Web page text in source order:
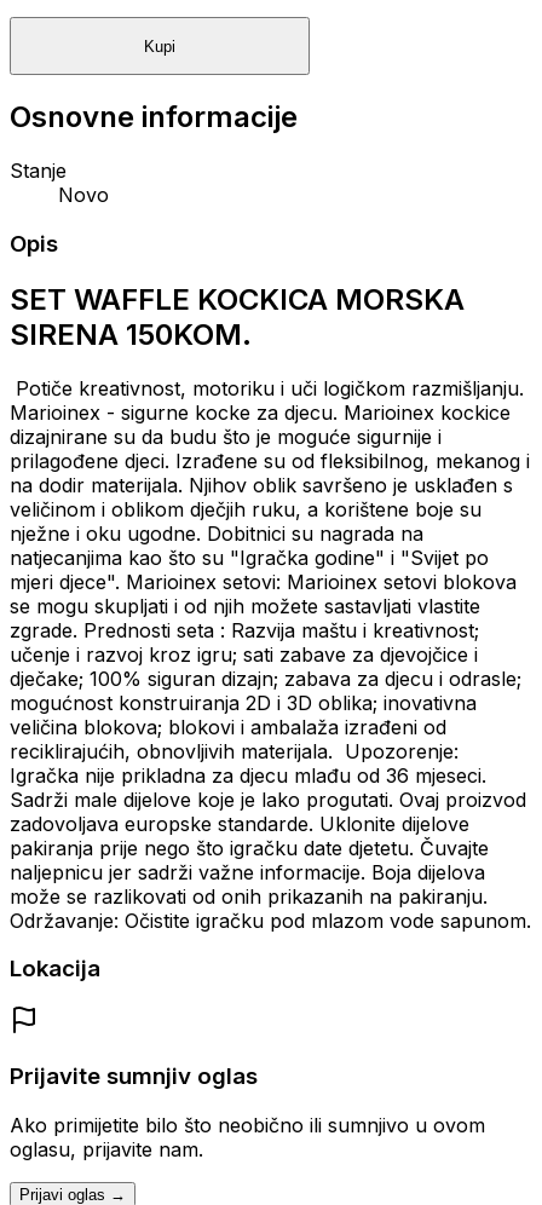
Kupi
Osnovne informacije
Stanje
Novo
Opis
SET WAFFLE KOCKICA MORSKA
SIRENA 150KOM.
Potiče kreativnost, motoriku i uči logičkom razmišljanju.
Marioinex - sigurne kocke za djecu. Marioinex kockice
dizajnirane su da budu što je moguće sigurnije i
prilagođene djeci. Izrađene su od fleksibilnog, mekanog i
na dodir materijala. Njihov oblik savršeno je usklađen s
veličinom i oblikom dječjih ruku, a korištene boje su
nježne i oku ugodne. Dobitnici su nagrada na
natjecanjima kao što su "Igračka godine" i "Svijet po
mjeri djece". Marioinex setovi: Marioinex setovi blokova
se mogu skupljati i od njih možete sastavljati vlastite
zgrade. Prednosti seta : Razvija maštu i kreativnost;
učenje i razvoj kroz igru; sati zabave za djevojčice i
dječake; 100% siguran dizajn; zabava za djecu i odrasle;
mogućnost konstruiranja 2D i 3D oblika; inovativna
veličina blokova; blokovi i ambalaža izrađeni od
reciklirajućih, obnovljivih materijala. Upozorenje:
Igračka nije prikladna za djecu mlađu od 36 mjeseci.
Sadrži male dijelove koje je lako progutati. Ovaj proizvod
zadovoljava europske standarde. Uklonite dijelove
pakiranja prije nego što igračku date djetetu. Čuvajte
naljepnicu jer sadrži važne informacije. Boja dijelova
može se razlikovati od onih prikazanih na pakiranju.
Održavanje: Očistite igračku pod mlazom vode sapunom.
Lokacija
Prijavite sumnjiv oglas
Ako primijetite bilo što neobično ili sumnjivo u ovom
oglasu, prijavite nam.
Prijavi oglas →